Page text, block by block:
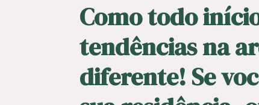
Como todo
tendências na
diferente! Se